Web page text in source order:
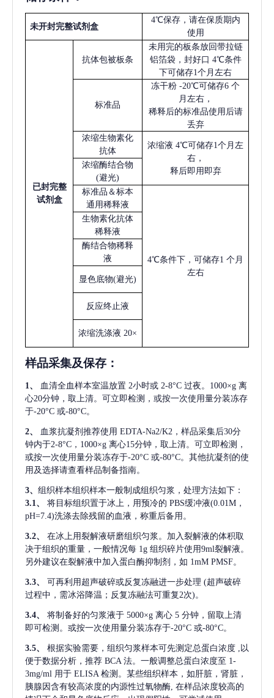
未开封完整试剂盒
4℃保存，请在保质期内
使用
已封完整
试剂盒
抗体包被板条
未用完的板条放回带拉链
铝箔袋，封好口 4℃条件
下可储存1个月左右
标准品
冻干粉 -20℃可储存6 个
月左右，
稀释后的标准品使用后请
丢弃
浓缩生物素化
抗体
浓缩液 4℃可储存1个月左
右，
释后即用即弃
浓缩酶结合物
(避光)
标准品＆标本
通用稀释液
4℃条件下，可储存1 个月
左右
生物素化抗体
稀释液
酶结合物稀释
液
显色底物(避光)
反应终止液
浓缩洗涤液 20×
样品采集及保存 ：
1、 血清全血样本室温放置 2小时或 2-8°C 过夜。1000×g 离
心20分钟，取上清。可立即检测，或按一次使用量分装冻存
于-20°C 或-80°C。
2、 血浆抗凝剂推荐使用 EDTA-Na2/K2，样品采集后30分
钟内于2-8°C，1000×g 离心15分钟，取上清。可立即检测，
或按一次使用量分装冻存于-20°C 或-80°C。其他抗凝剂的使
用及选择请查看样品制备指南。
3、 组织样本组织样本一般制成组织匀浆，处理方法如下：
3.1、
将目标组织置于冰上，用预冷的 PBS缓冲液(0.01M，
pH=7.4)洗涤去除残留的血液，称重后备用。
3.2、
在冰上用裂解液研磨组织匀浆。加入裂解液的体积取
决于组织的重量，一般情况每 1g 组织碎片使用9ml裂解液。
另外建议在裂解液中加入蛋白酶抑制剂，如 1mM PMSF。
3.3、 可再利用超声破碎或反复冻融进一步处理 (超声破碎
过程中，需冰浴降温；反复冻融法可重复2次)。
3.4、 将制备好的匀浆液于 5000×g 离心 5 分钟，留取上清
即可检测。或按一次使用量分装冻存于-20°C 或-80°C。
3.5、 根据实验需要，组织匀浆样本可先测定总蛋白浓度
,以
便于数据分析，推荐 BCA 法。一般调整总蛋白浓度至 1-
3mg/ml 用于 ELISA 检测。某些组织样本，如肝脏，肾脏，
胰腺因含有较高浓度的内源性过氧物酶, 在样品浓度较高的